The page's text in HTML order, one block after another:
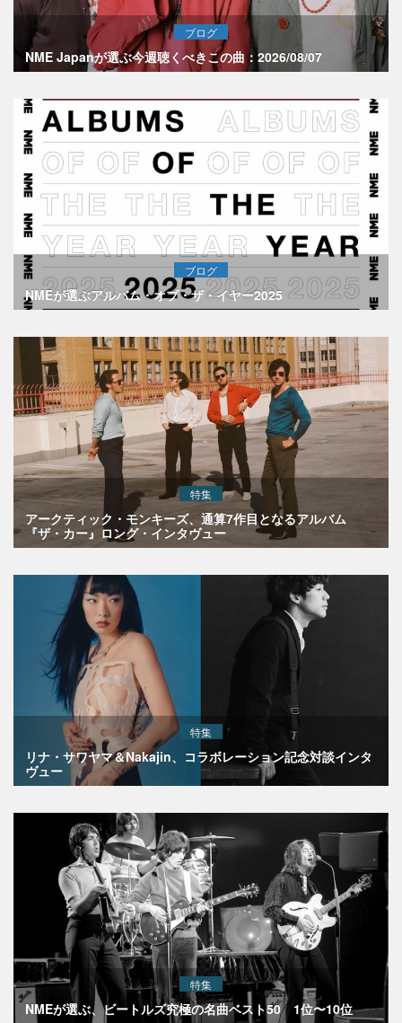
ブログ
NME Japanが選ぶ今週聴くべきこの曲：2026/08/07
ブログ
NMEが選ぶアルバム・オブ・ザ・イヤー2025
特集
アークティック・モンキーズ、通算7作目となるアルバム
『ザ・カー』ロング・インタヴュー
特集
リナ・サワヤマ＆Nakajin、コラボレーション記念対談インタ
ヴュー
特集
NMEが選ぶ、ビートルズ究極の名曲ベスト50 1位〜10位